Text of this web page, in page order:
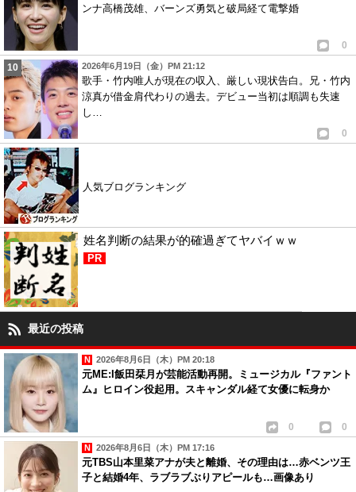
11 玉ちゃんLOVE
キスマイが、紅白に出ないなんで・・・なんかやだな。
カウコンにはでてほしい！！
SEXY ZONEなんて、紅白に出なくていい！
1 1
12 あみ ( 2013年12月8日 8:35 AM )
SMAPは何故カウコンに出ない
13 すみれ ( 2013年12月12日 5:49 PM )
はぁ?セクゾが紅白出れるのは､実力が認められたから｡キスマイが出ないの
は残念だし､私もそれは同感｡でも､セクゾなんて出なくていい！とかいちい
ち言わないでいいじゃなん｡セクゾは紅白に出れるくらいの実力があるって
認められたんだよ｡それに対してブヒブヒ言いやがって｡うるせぇ｡
14 靖子 ( 2013年12月16日 11:50 PM ) ID:YTIzODllYz
今年ももうすぐ大晦日今回も嵐が白組の司会ですね！！またカウントダウ
ンには間に合わないのでしょうか？少し寂しいな！！櫻井君大好き！！
Mの嵐 ( 2013年12月21日 9:35 PM ) ID:NWJiMjdkND
ンナ高橋茂雄、バーンズ勇気と破局経て電撃婚
0
2026年6月19日（金）PM 21:12
歌手・竹内唯人が現在の収入、厳しい現状告白。兄・竹内
涼真が借金肩代わりの過去。デビュー当初は順調も失速
し…
0
人気ブログランキング
姓名判断の結果が的確過ぎてヤバイｗｗ
PR
最近の投稿
2026年8月6日（木）PM 20:18
元ME:I飯田栞月が芸能活動再開。ミュージカル『ファント
ム』ヒロイン役起用。スキャンダル経て女優に転身か
0 0
2026年8月6日（木）PM 17:16
元TBS山本里菜アナが夫と離婚、その理由は…赤ベンツ王
子と結婚4年、ラブラブぶりアピールも…画像あり